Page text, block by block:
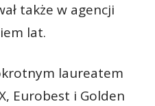
także w agencji
lat.
laureatem
Eurobest i Golden